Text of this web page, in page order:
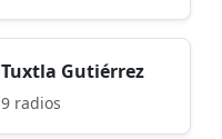
Tuxtla Gutiérrez
9 radios